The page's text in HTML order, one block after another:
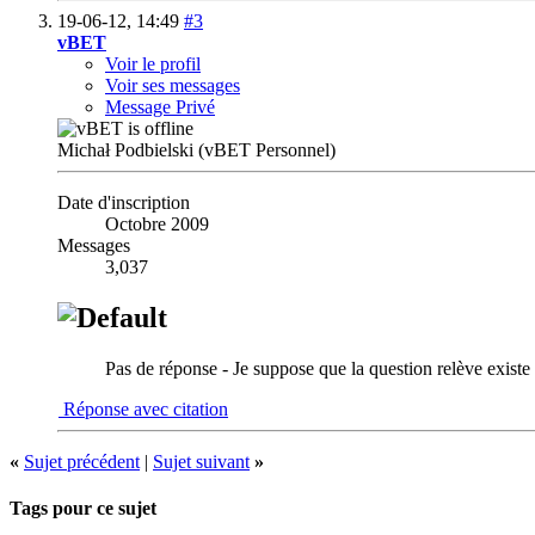
19-06-12, 14:49 #3
vBET
Voir le profil
Voir ses messages
Message Privé
Michał Podbielski (vBET Personnel)
Date d'inscription
Octobre 2009
Messages
3,037
Pas de réponse - Je suppose que la question relève
Réponse avec citation
« Sujet précédent | Sujet suivant »
Tags pour ce sujet